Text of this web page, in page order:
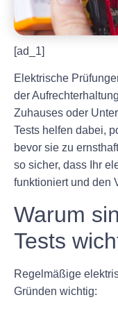
[ad_1]
Elektrische
der
Zuhauses oder
Tests helfen dabei,
bevor sie zu
so sicher, dass Ihr
funktioniert und den
Warum
Tests
Regelmäßige
Gründen wichtig: